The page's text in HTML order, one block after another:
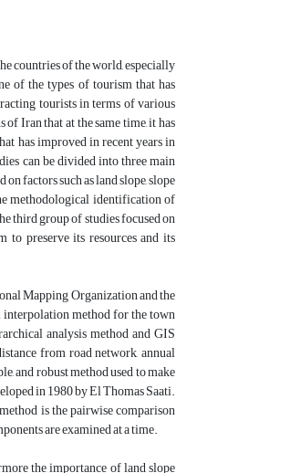
countries of the world, especially
of the types of tourism that has
tourists in terms of various
Iran that at the same time, it has
has improved in recent years in
can be divided into three main
factors such as land slope, slope
methodological identification of
third group of studies focused on
to preserve its resources and its
Mapping Organization and the
method for the town
analysis method and GIS
from road network, annual
and robust method used to make
in 1980 by El Thomas Saati.
is the pairwise comparison
are examined at a time.